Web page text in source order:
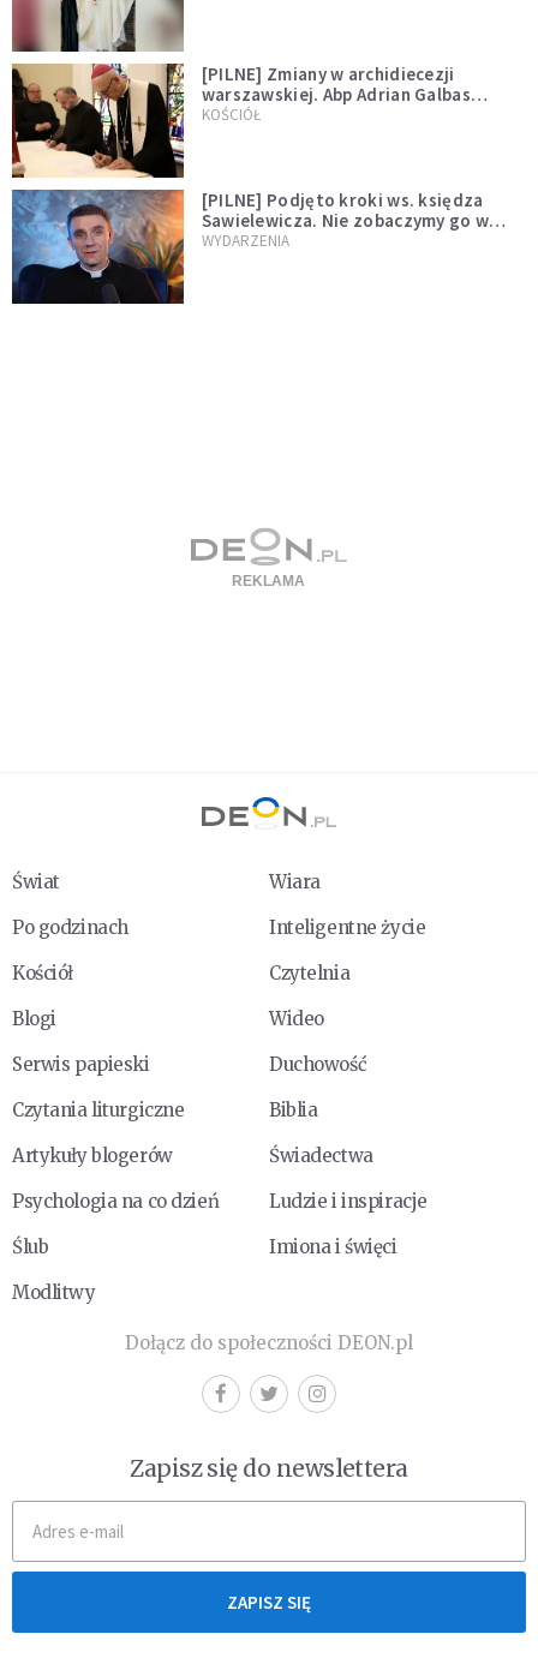
[PILNE] Zmiany w archidiecezji
warszawskiej. Abp Adrian Galbas
wręczył dekrety nowym proboszczom
KOŚCIÓŁ
[PILNE] Podjęto kroki ws. księdza
Sawielewicza. Nie zobaczymy go w
mediach
WYDARZENIA
Świat
Wiara
Po godzinach
Inteligentne życie
Kościół
Czytelnia
Blogi
Wideo
Serwis papieski
Duchowość
Czytania liturgiczne
Biblia
Artykuły blogerów
Świadectwa
Psychologia na co dzień
Ludzie i inspiracje
Ślub
Imiona i święci
Modlitwy
Dołącz do społeczności DEON.pl
Zapisz się do newslettera
ZAPISZ SIĘ